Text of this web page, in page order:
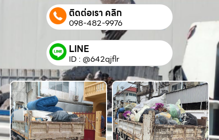
ติดต่อเรา คลิก
098-482-9976
LINE
ID : @642qjflr